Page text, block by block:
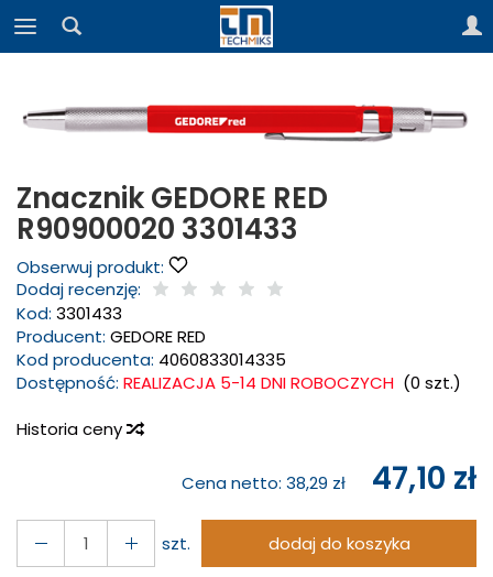
Znacznik GEDORE RED
R90900020 3301433
Obserwuj produkt:
Dodaj recenzję:
Kod: 3301433
Producent: GEDORE RED
Kod producenta: 4060833014335
Dostępność: REALIZACJA 5-14 DNI ROBOCZYCH (0 szt.)
Historia ceny
Cena netto: 38,29 zł 47,10 zł
szt.
dodaj do koszyka